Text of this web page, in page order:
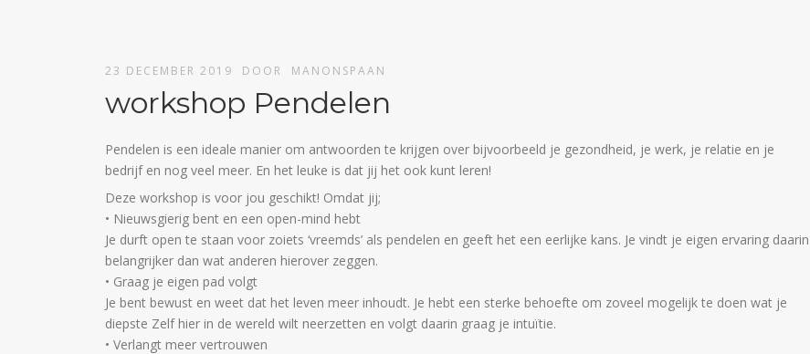
23 DECEMBER 2019 DOOR MANONSPAAN
workshop Pendelen
Pendelen is een ideale manier om antwoorden te krijgen over bijvoorbeeld je gezondheid, je werk, je relatie en je
bedrijf en nog veel meer. En het leuke is dat jij het ook kunt leren!
Deze workshop is voor jou geschikt! Omdat jij;
• Nieuwsgierig bent en een open-mind hebt
Je durft open te staan voor zoiets ‘vreemds’ als pendelen en geeft het een eerlijke kans. Je vindt je eigen ervaring daarin
belangrijker dan wat anderen hierover zeggen.
• Graag je eigen pad volgt
Je bent bewust en weet dat het leven meer inhoudt. Je hebt een sterke behoefte om zoveel mogelijk te doen wat je
diepste Zelf hier in de wereld wilt neerzetten en volgt daarin graag je intuïtie.
• Verlangt meer vertrouwen